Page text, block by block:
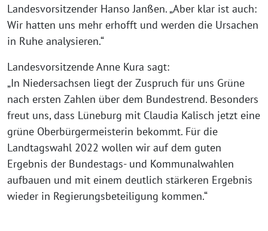
Landesvorsitzender Hanso Janßen. „Aber klar ist auch:
Wir hatten uns mehr erhofft und werden die Ursachen
in Ruhe analysieren.“
Landesvorsitzende Anne Kura sagt:
„In Niedersachsen liegt der Zuspruch für uns Grüne
nach ersten Zahlen über dem Bundestrend. Besonders
freut uns, dass Lüneburg mit Claudia Kalisch jetzt eine
grüne Oberbürgermeisterin bekommt. Für die
Landtagswahl 2022 wollen wir auf dem guten
Ergebnis der Bundestags- und Kommunalwahlen
aufbauen und mit einem deutlich stärkeren Ergebnis
wieder in Regierungsbeteiligung kommen.“